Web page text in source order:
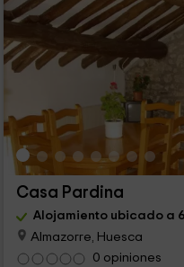
Casa Pardina
Alojamiento ubicado a
Almazorre, Huesca
0 opiniones